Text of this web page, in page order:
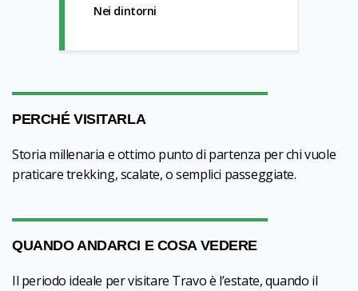
Nei dintorni
PERCHÉ VISITARLA
Storia millenaria e ottimo punto di partenza per chi vuole
praticare trekking, scalate, o semplici passeggiate.
QUANDO ANDARCI E COSA VEDERE
Il periodo ideale per visitare Travo è l’estate, quando il